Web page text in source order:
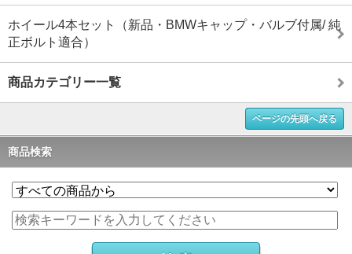
ホイール4本セット（新品・BMWキャップ・バルブ付属/ 純
正ボルト適合）
商品カテゴリー一覧
ページの先頭へ戻る
商品検索